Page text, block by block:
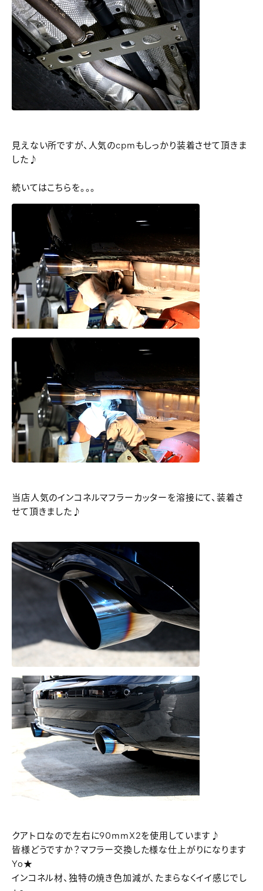
見えない所ですが、人気のcpmもしっかり装着させて頂きま
した♪
続いてはこちらを。。。
当店人気のインコネルマフラーカッターを溶接にて、装着さ
せて頂きました♪
クアトロなので左右に90mmX2を使用しています♪
皆様どうですか？マフラー交換した様な仕上がりになります
Yo★
インコネル材、独特の焼き色加減が、たまらなくイイ感じでし